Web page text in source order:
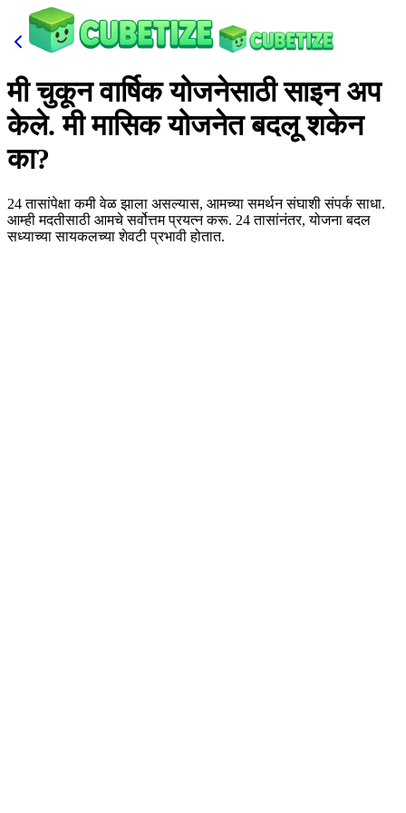
मी चुकून वार्षिक योजनेसाठी साइन अप
केले. मी मासिक योजनेत बदलू शकेन
का?
24 तासांपेक्षा कमी वेळ झाला असल्यास, आमच्या समर्थन संघाशी संपर्क साधा.
आम्ही मदतीसाठी आमचे सर्वोत्तम प्रयत्न करू. 24 तासांनंतर, योजना बदल
सध्याच्या सायकलच्या शेवटी प्रभावी होतात.